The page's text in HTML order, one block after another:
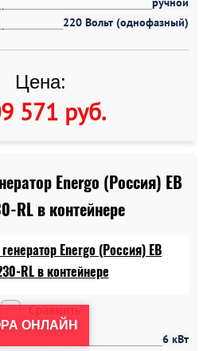
220 Вольт (однофазный)
Цена:
571 руб.
Energo (Россия) EB
RL в контейнере
Сравнить
6 кВт
ОНЛАЙН